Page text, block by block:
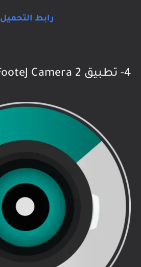
رابط التحميل
4- تطبيق FooteJ Camera 2